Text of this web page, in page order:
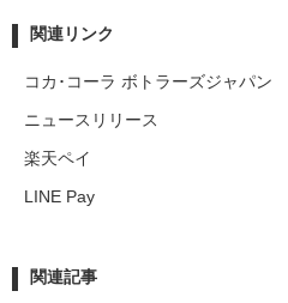
関連リンク
コカ･コーラ ボトラーズジャパン
ニュースリリース
楽天ペイ
LINE Pay
関連記事